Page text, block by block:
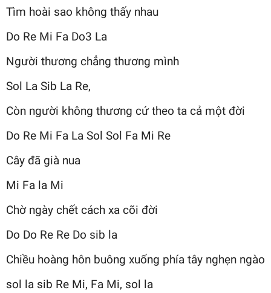
Tìm hoài sao không thấy nhau
Do Re Mi Fa Do3 La
Người thương chẳng thương mình
Sol La Sib La Re,
Còn người không thương cứ theo ta cả một đời
Do Re Mi Fa La Sol Sol Fa Mi Re
Cây đã già nua
Mi Fa la Mi
Chờ ngày chết cách xa cõi đời
Do Do Re Re Do sib la
Chiều hoàng hôn buông xuống phía tây nghẹn ngào
sol la sib Re Mi, Fa Mi, sol la